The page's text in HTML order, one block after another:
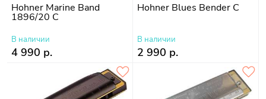
Hohner Marine Band
1896/20 C
В наличии
4 990 р.
Hohner Blues Bender C
В наличии
2 990 р.